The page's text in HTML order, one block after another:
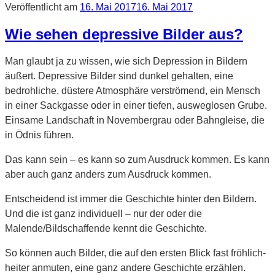
Veröffentlicht am 16. Mai 201716. Mai 2017
Wie sehen depressive Bilder aus?
Man glaubt ja zu wissen, wie sich Depression in Bildern
äußert. Depressive Bilder sind dunkel gehalten, eine
bedrohliche, düstere Atmosphäre verströmend, ein Mensch
in einer Sackgasse oder in einer tiefen, ausweglosen Grube.
Einsame Landschaft in Novembergrau oder Bahngleise, die
in Ödnis führen.
Das kann sein – es kann so zum Ausdruck kommen. Es kann
aber auch ganz anders zum Ausdruck kommen.
Entscheidend ist immer die Geschichte hinter den Bildern.
Und die ist ganz individuell – nur der oder die
Malende/Bildschaffende kennt die Geschichte.
So können auch Bilder, die auf den ersten Blick fast fröhlich-
heiter anmuten, eine ganz andere Geschichte erzählen.